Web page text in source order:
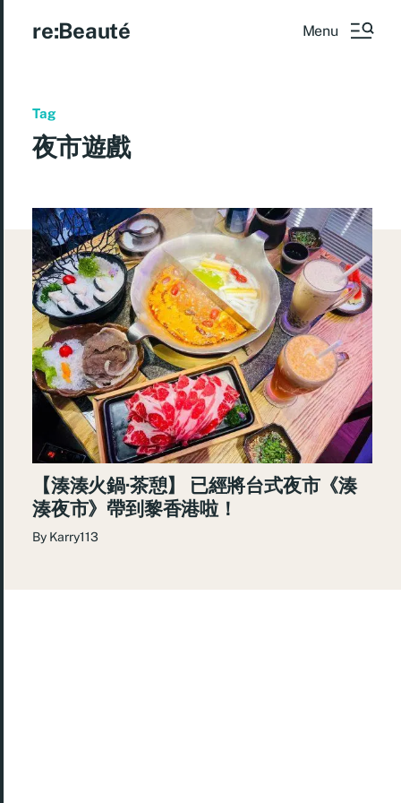
re:Beauté Menu
Tag
夜市遊戲
【湊湊火鍋·茶憩】 已經將台式夜市《湊
湊夜市》帶到黎香港啦！
By Karry113